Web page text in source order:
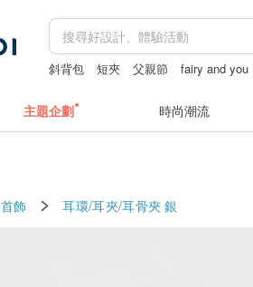
斜背包 短夾 父親節 fairy and you
主題企劃 時尚潮流
首飾 耳環/耳夾/耳骨夾 銀